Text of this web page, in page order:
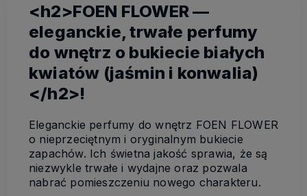
<h2>FOEN FLOWER —
eleganckie, trwałe perfumy
do wnętrz o bukiecie białych
kwiatów (jaśmin i konwalia)
</h2>!
Eleganckie perfumy do wnętrz FOEN FLOWER
o nieprzeciętnym i oryginalnym bukiecie
zapachów. Ich świetna jakość sprawia, że są
niezwykle trwałe i wydajne oraz pozwala
nabrać pomieszczeniu nowego charakteru.